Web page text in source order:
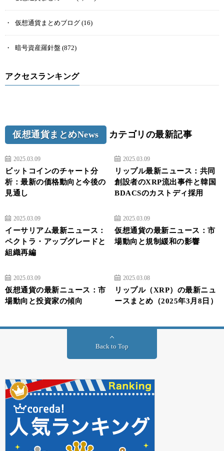
仮想通貨まとめブログ (16)
暗号資産羅針盤 (872)
アクセスランキング
仮想通貨まとめNews カテゴリの最新記事
2025.03.09
ビットコインのチャート分
析：最新の価格動向と今後の
見通し
2025.03.09
リップル最新ニュース：共同
創設者のXRP流出事件と韓国
BDACSのカストディ採用
2025.03.09
イーサリアム最新ニュース：
ペクトラ・アップグレードと
組織再編
2025.03.09
仮想通貨の最新ニュース：市
場動向と規制緩和の影響
2025.03.09
仮想通貨の最新ニュース：市
場動向と投資家の傾向
2025.03.08
リップル（XRP）の最新ニュ
ースまとめ（2025年3月8日）
Back to Top